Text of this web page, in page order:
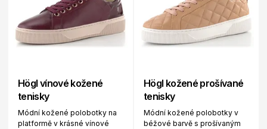
Högl vínové kožené
tenisky
Módní kožené polobotky na
platformě v krásné vínové
Högl kožené prošívané
tenisky
Módní kožené polobotky v
béžové barvě s prošívaným